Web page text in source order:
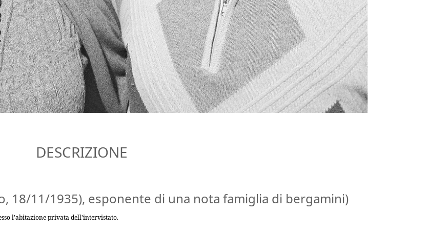
DESCRIZIONE
18/11/1935), esponente di una nota famiglia di bergamini)
l'abitazione privata dell'intervistato.